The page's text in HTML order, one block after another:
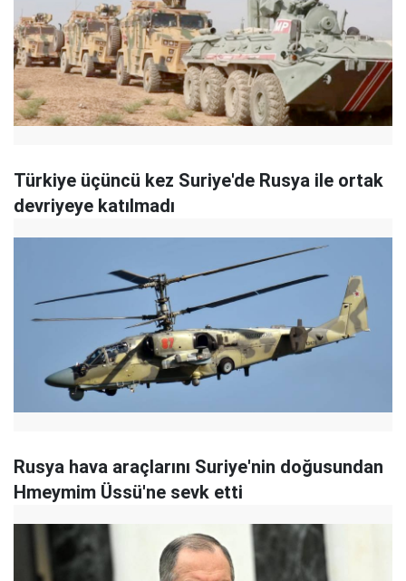
Türkiye üçüncü kez Suriye'de Rusya ile ortak
devriyeye katılmadı
Rusya hava araçlarını Suriye'nin doğusundan
Hmeymim Üssü'ne sevk etti